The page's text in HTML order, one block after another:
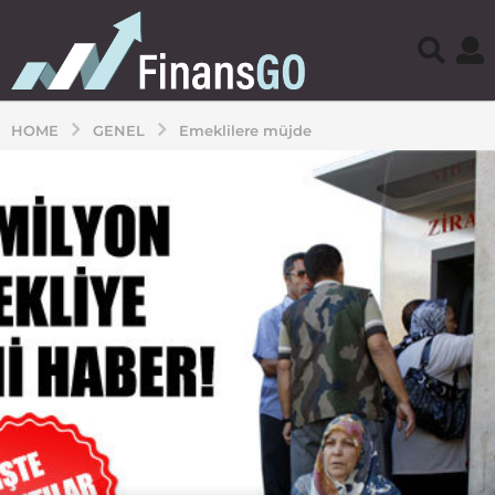
HOME GENEL Emeklilere müjde